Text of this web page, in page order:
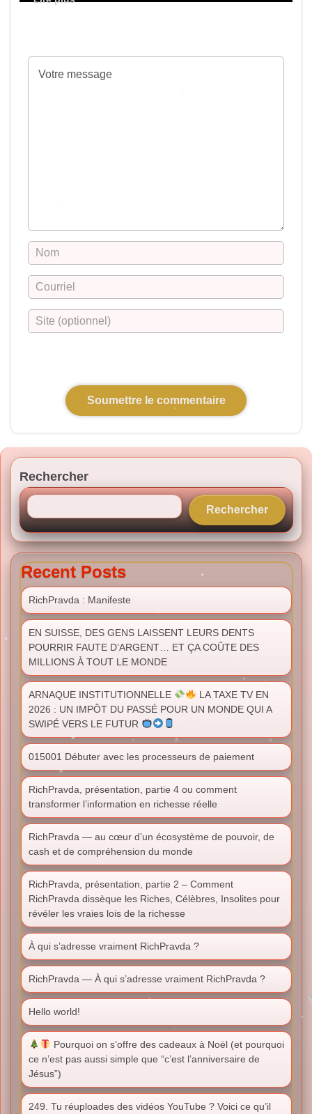
Rechercher
Rechercher
Recent Posts
RichPravda : Manifeste
EN SUISSE, DES GENS LAISSENT LEURS DENTS
POURRIR FAUTE D’ARGENT… ET ÇA COÛTE DES
MILLIONS À TOUT LE MONDE
ARNAQUE INSTITUTIONNELLE
LA TAXE TV EN
2026 : UN IMPÔT DU PASSÉ POUR UN MONDE QUI A
SWIPÉ VERS LE FUTUR
015001 Débuter avec les processeurs de paiement
RichPravda, présentation, partie 4 ou comment
transformer l’information en richesse réelle
RichPravda — au cœur d’un écosystème de pouvoir, de
cash et de compréhension du monde
RichPravda, présentation, partie 2 – Comment
RichPravda dissèque les Riches, Célèbres, Insolites pour
révéler les vraies lois de la richesse
À qui s’adresse vraiment RichPravda ?
RichPravda — À qui s’adresse vraiment RichPravda ?
Hello world!
Pourquoi on s’offre des cadeaux à Noël (et pourquoi
ce n’est pas aussi simple que “c’est l’anniversaire de
Jésus”)
249. Tu réuploades des vidéos YouTube ? Voici ce qu’il